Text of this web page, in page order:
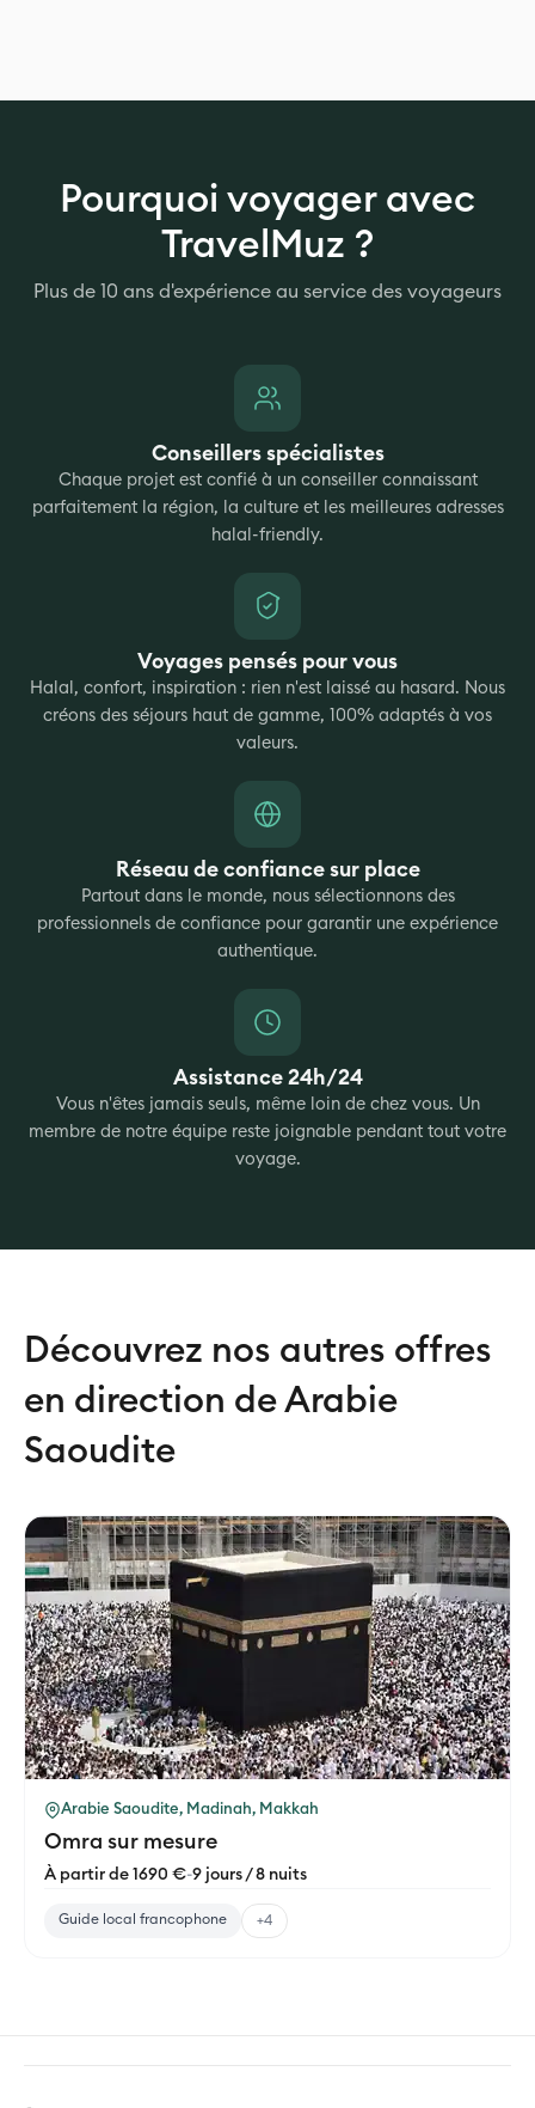
Pourquoi voyager avec
TravelMuz ?
Plus de 10 ans d'expérience au service des voyageurs
Conseillers spécialistes
Chaque projet est confié à un conseiller connaissant
parfaitement la région, la culture et les meilleures adresses
halal-friendly.
Voyages pensés pour vous
Halal, confort, inspiration : rien n'est laissé au hasard. Nous
créons des séjours haut de gamme, 100% adaptés à vos
valeurs.
Réseau de confiance sur place
Partout dans le monde, nous sélectionnons des
professionnels de confiance pour garantir une expérience
authentique.
Assistance 24h/24
Vous n'êtes jamais seuls, même loin de chez vous. Un
membre de notre équipe reste joignable pendant tout votre
voyage.
Découvrez nos autres offres
en direction de Arabie
Saoudite
Arabie Saoudite, Madinah, Makkah
Omra sur mesure
À partir de 1690 €-9 jours / 8 nuits
Guide local francophone +4